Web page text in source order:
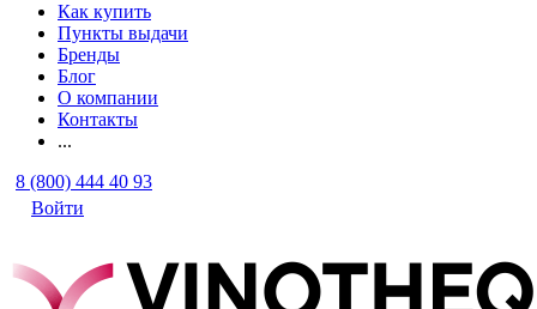
Как купить
Пункты выдачи
Бренды
Блог
О компании
Контакты
...
8 (800) 444 40 93
Войти